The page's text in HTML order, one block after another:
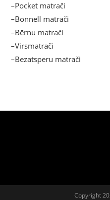
–Pocket matrači
–Bonnell matrači
–Bērnu matrači
–Virsmatrači
–Bezatsperu matrači
Copyright